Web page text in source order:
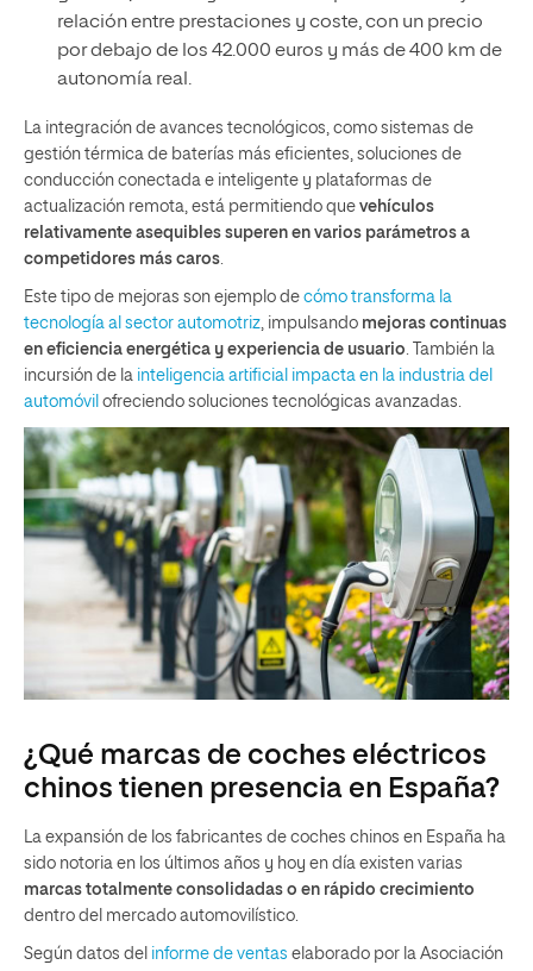
relación entre prestaciones y coste, con un precio
por debajo de los 42.000 euros y más de 400 km de
autonomía real.
La integración de avances tecnológicos, como sistemas de
gestión térmica de baterías más eficientes, soluciones de
conducción conectada e inteligente y plataformas de
actualización remota, está permitiendo que vehículos
relativamente asequibles superen en varios parámetros a
competidores más caros
Este tipo de mejoras son ejemplo de cómo transforma la
tecnología al sector automotriz , impulsando mejoras continuas
en eficiencia energética y experiencia de usuario . También la
incursión de la inteligencia artificial impacta en la industria del
automóvil ofreciendo soluciones tecnológicas avanzadas.
¿Qué marcas de coches eléctricos
chinos tienen presencia en España?
La expansión de los fabricantes de coches chinos en España ha
sido notoria en los últimos años y hoy en día existen varias
marcas totalmente consolidadas o en rápido crecimiento
dentro del mercado automovilístico.
Según datos del informe de ventas elaborado por la Asociación